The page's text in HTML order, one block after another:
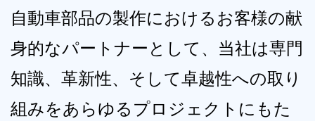
自動車部品の製作におけるお客様の献
身的なパートナーとして、当社は専門
知識、革新性、そして卓越性への取り
組みをあらゆるプロジェクトにもた